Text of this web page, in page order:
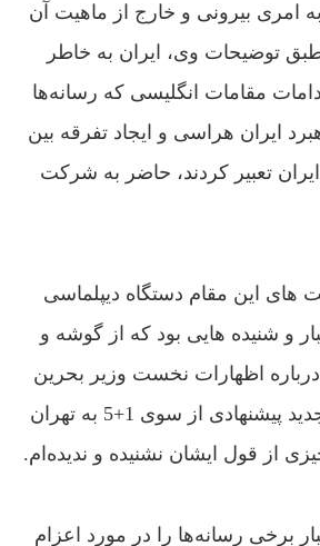
امری بیرونی و خارج از ماهیت آن
توضیحات وی، ایران به خاطر
مقامات انگليسى که رسانه‌ها
ايران هراسى و ايجاد تفرقه بين
تعبير کردند، حاضر به شرکت
این مقام دستگاه دیپلماسی
و شنیده هایی بود که از گوشه و
اظهارات نخست ‌وزير بحرين
مبنى بر ارائه‌ بسته‌ جديد پيشنهادى از سوى 1+5 به تهران
از قول ايشان نشنيده‌ و نديده‌ام.
برخى رسانه‌ها را در مورد اعزام